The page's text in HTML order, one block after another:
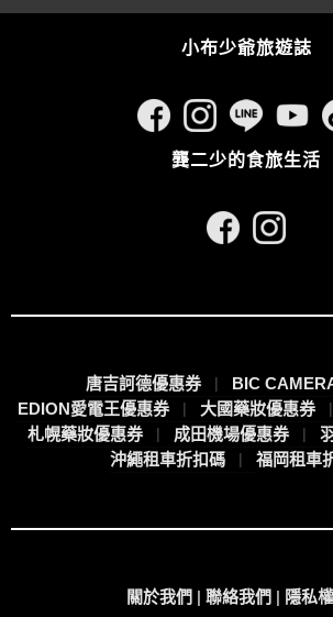
小布少爺旅遊誌
龔二少的食旅生活
唐吉訶德優惠券
BIC
EDION愛電王優惠券
大國藥妝優惠券
札幌藥妝優惠券
成田機場優惠券
沖繩租車折扣碼
福岡租車
關於我們 | 聯絡我們 | 隱私